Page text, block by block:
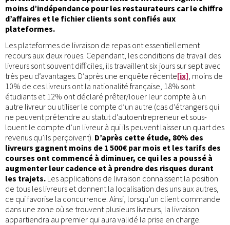
moins d’indépendance pour les restaurateurs car le chiffre
d’affaires et le fichier clients sont confiés aux
plateformes.
Les plateformes de livraison de repas ont essentiellement
recours aux deux roues. Cependant, les conditions de travail des
livreurs sont souvent difficiles, ils travaillent six jours sur sept avec
très peu d’avantages. D’après une enquête récente[ix] , moins de
10% de ces livreurs ont la nationalité française, 18% sont
étudiants et 12% ont déclaré prêter/louer leur compte à un
autre livreur ou utiliser le compte d’un autre (cas d’étrangers qui
ne peuvent prétendre au statut d’autoentrepreneur et sous-
louent le compte d’un livreur à qui ils peuvent laisser un quart des
revenus qu’ils perçoivent). D’après cette étude, 80% des
livreurs gagnent moins de 1 500€ par mois et les tarifs des
courses ont commencé à diminuer, ce qui les a poussé à
augmenter leur cadence et à prendre des risques durant
les trajets. Les applications de livraison connaissent la position
de tous les livreurs et donnent la localisation des uns aux autres,
ce qui favorise la concurrence. Ainsi, lorsqu’un client commande
dans une zone où se trouvent plusieurs livreurs, la livraison
appartiendra au premier qui aura validé la prise en charge.